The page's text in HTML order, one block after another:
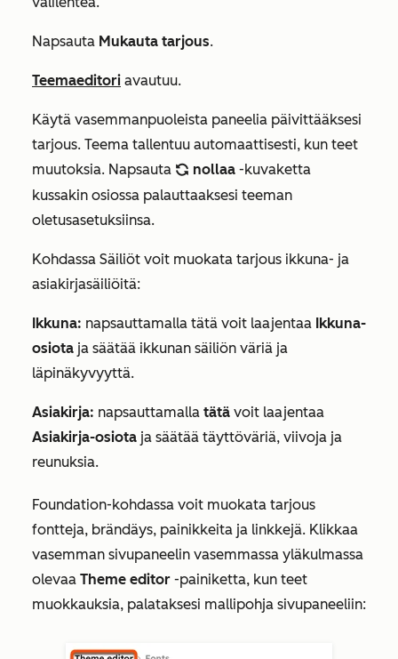
Napsauta Mukauta tarjous.
Teemaeditori avautuu.
Käytä vasemmanpuoleista paneelia päivittääksesi
tarjous. Teema tallentuu automaattisesti, kun teet
muutoksia. Napsauta refresh nollaa -kuvaketta
kussakin osiossa palauttaaksesi teeman
oletusasetuksiinsa.
Kohdassa Säiliöt voit muokata tarjous ikkuna- ja
asiakirjasäiliöitä:
Ikkuna: napsauttamalla tätä voit laajentaa Ikkuna-
osiota ja säätää ikkunan säiliön väriä ja
läpinäkyvyyttä.
Asiakirja: napsauttamalla tätä voit laajentaa
Asiakirja-osiota ja säätää täyttöväriä, viivoja ja
reunuksia.
Foundation-kohdassa voit muokata tarjous
fontteja, brändäys, painikkeita ja linkkejä. Klikkaa
vasemman sivupaneelin vasemmassa yläkulmassa
olevaa Theme editor -painiketta, kun teet
muokkauksia, palataksesi mallipohja sivupaneeliin: